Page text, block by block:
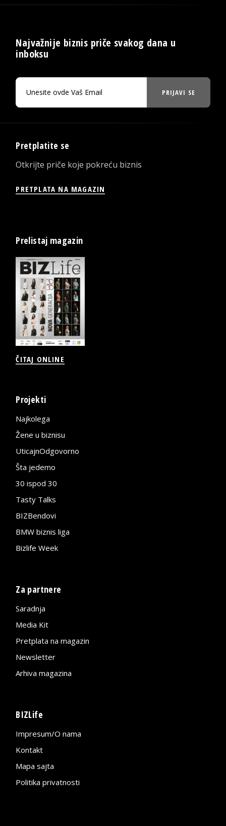
Najvažnije biznis priče svakog dana u
inboksu
PRIJAVI SE
Pretplatite se
Otkrijte priče koje pokreću biznis
PRETPLATA NA MAGAZIN
Prelistaj magazin
ČITAJ ONLINE
Projekti
Najkolega
Žene u biznisu
UticajnOdgovorno
Šta jedemo
30 ispod 30
Tasty Talks
BIZBendovi
BMW biznis liga
Bizlife Week
Za partnere
Saradnja
Media Kit
Pretplata na magazin
Newsletter
Arhiva magazina
BIZLife
Impresum/O nama
Kontakt
Mapa sajta
Politika privatnosti